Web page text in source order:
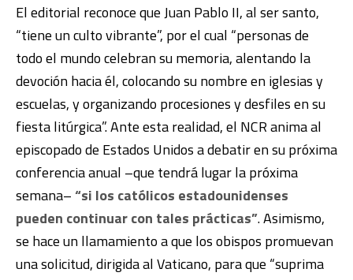
El editorial reconoce que Juan Pablo II, al ser santo,
“tiene un culto vibrante”, por el cual “personas de
todo el mundo celebran su memoria, alentando la
devoción hacia él, colocando su nombre en iglesias y
escuelas, y organizando procesiones y desfiles en su
fiesta litúrgica”. Ante esta realidad, el NCR anima al
episcopado de Estados Unidos a debatir en su próxima
conferencia anual –que tendrá lugar la próxima
semana–“si los católicos estadounidenses
pueden continuar con tales prácticas”. Asimismo,
se hace un llamamiento a que los obispos promuevan
una solicitud, dirigida al Vaticano, para que “suprima